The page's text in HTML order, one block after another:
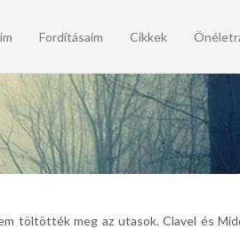
Fordításaim Cikkek
töltötték meg az utasok. Clavel és